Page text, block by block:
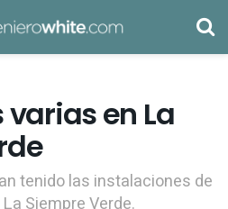
en La
tenido las instalaciones de
Siempre Verde.